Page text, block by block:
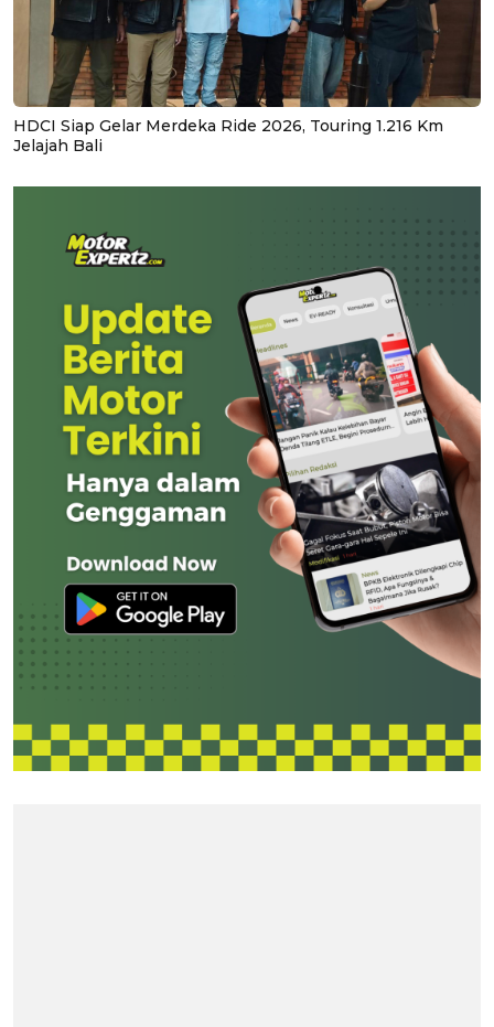
HDCI Siap Gelar Merdeka Ride 2026, Touring 1.216 Km
Jelajah Bali